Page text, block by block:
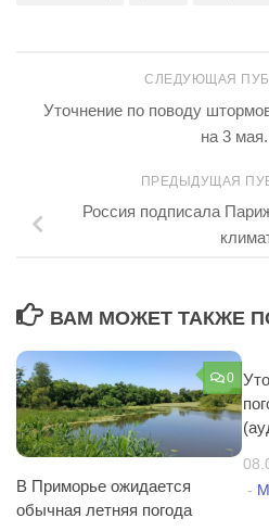
СЛЕДУЮЩАЯ
Уточнение по поводу
на 3 мая.
ПРЕДЫДУЩАЯ
Россия подписала
ВАМ МОЖЕТ ТАКЖЕ
0
В Приморье ожидается
обычная летняя погода
-